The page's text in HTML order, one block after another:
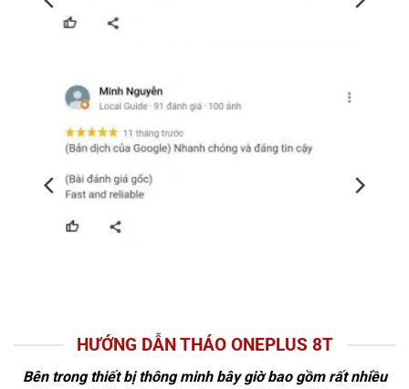
HƯỚNG DẪN THÁO ONEPLUS 8T
Bên trong thiết bị thông minh bây giờ bao gồm rất nhiều